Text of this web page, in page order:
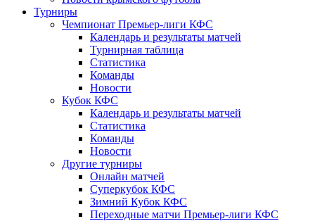
Турниры
Чемпионат Премьер-лиги КФС
Календарь и результаты матчей
Турнирная таблица
Статистика
Команды
Новости
Кубок КФС
Календарь и результаты матчей
Статистика
Команды
Новости
Другие турниры
Онлайн матчей
Суперкубок КФС
Зимний Кубок КФС
Переходные матчи Премьер-лиги КФС